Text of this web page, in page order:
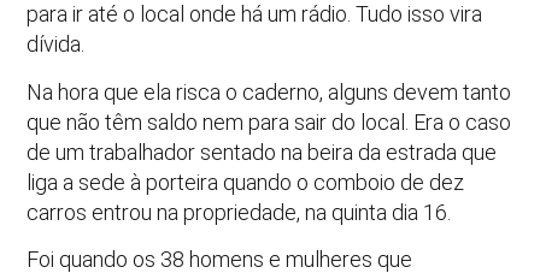
para ir até o local onde há um rádio. Tudo isso vira
dívida.
Na hora que ela risca o caderno, alguns devem tanto
que não têm saldo nem para sair do local. Era o caso
de um trabalhador sentado na beira da estrada que
liga a sede à porteira quando o comboio de dez
carros entrou na propriedade, na quinta dia 16.
Foi quando os 38 homens e mulheres que